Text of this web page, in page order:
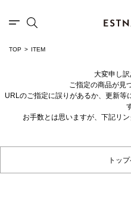
TOP ITEM
大変申し訳
ご指定の商品が見
URLのご指定に誤りがあるか、更新等
お手数とは思いますが、下記リ
トッ